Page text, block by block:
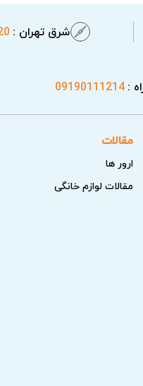
شرق تهران :
:
09190111214
مقالات
ارور ها
مقالات لوازم خانگی